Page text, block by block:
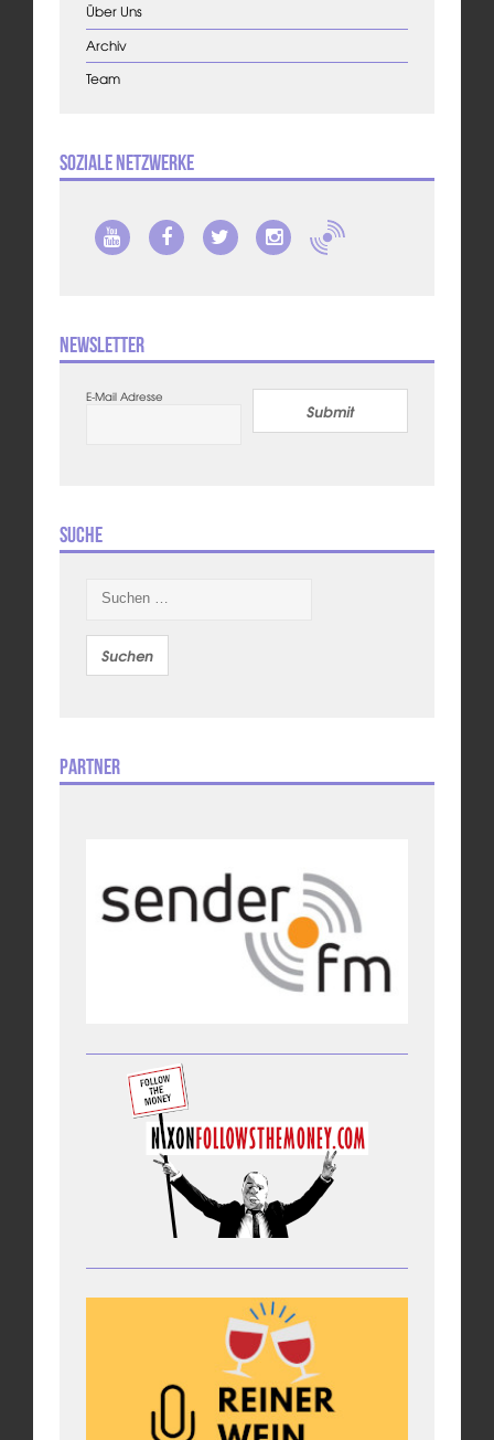
Über Uns
Archiv
Team
Soziale Netzwerke
Newsletter
E-Mail Adresse
Submit
Suche
nach:
Partner